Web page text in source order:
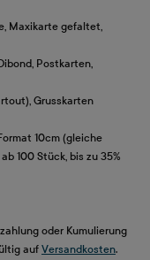
Maxikarte gefaltet,
Postkarten,
Grusskarten
10cm (gleiche
100 Stück, bis zu 35%
oder Kumulierung
auf Versandkosten.